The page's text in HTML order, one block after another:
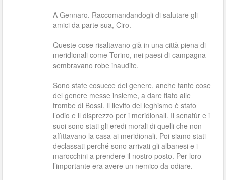
A Gennaro. Raccomandandogli di salutare gli
amici da parte sua, Ciro.
Queste cose risaltavano già in una città piena di
meridionali come Torino, nei paesi di campagna
sembravano robe inaudite.
Sono state cosucce del genere, anche tante cose
del genere messe insieme, a dare fiato alle
trombe di Bossi. Il lievito del leghismo è stato
l’odio e il disprezzo per i meridionali. Il senatùr e i
suoi sono stati gli eredi morali di quelli che non
affittavano la casa ai meridionali. Poi siamo stati
declassati perché sono arrivati gli albanesi e i
marocchini a prendere il nostro posto. Per loro
l’importante era avere un nemico da odiare.